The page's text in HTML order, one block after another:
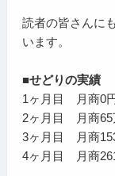
読者の皆さんに
います。
■せどりの実績
1ヶ月目 月商0
2ヶ月目 月商65
3ヶ月目 月商
4ヶ月目 月商